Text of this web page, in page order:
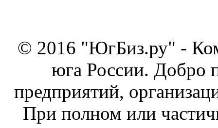
© 2016 "ЮгБиз.ру" -
юга России. Добро
предприятий,
При полном или